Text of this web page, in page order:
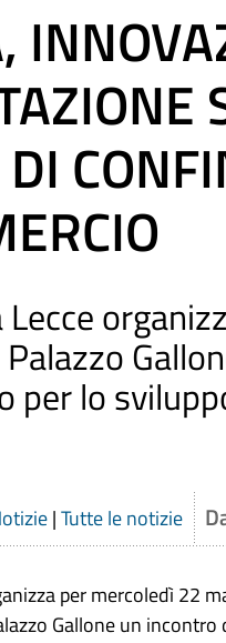
per lo
|Tutte le notizie
per mercoledì 22
Gallone un incontro